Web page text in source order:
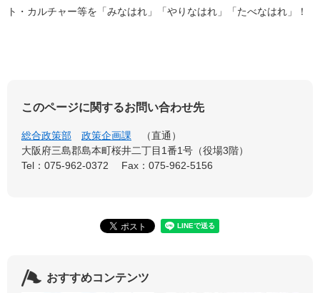
ト・カルチャー等を「みなはれ」「やりなはれ」「たべなはれ」！
このページに関するお問い合わせ先
総合政策部 政策企画課
直通
大阪府三島郡島本町桜井二丁目1番1号（役場3階）
Tel：075-962-0372
Fax：075-962-5156
おすすめコンテンツ